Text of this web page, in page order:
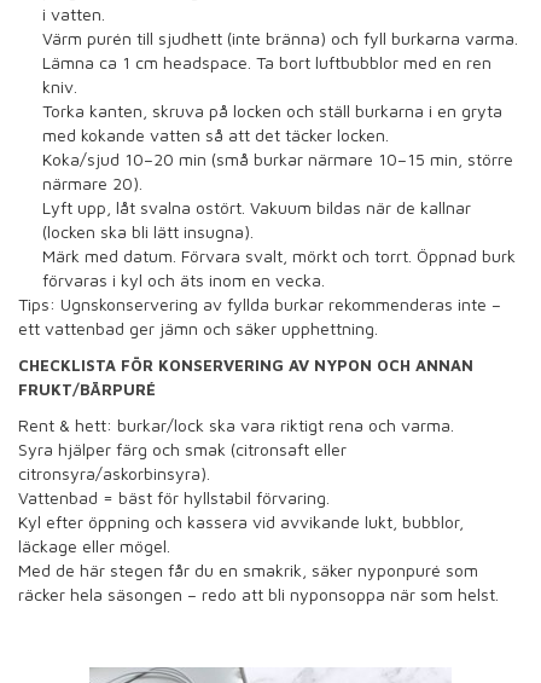
i vatten.
Värm purén till sjudhett (inte bränna) och fyll burkarna varma.
Lämna ca 1 cm headspace. Ta bort luftbubblor med en ren
kniv.
Torka kanten, skruva på locken och ställ burkarna i en gryta
med kokande vatten så att det täcker locken.
Koka/sjud 10–20 min (små burkar närmare 10–15 min, större
närmare 20).
Lyft upp, låt svalna ostört. Vakuum bildas när de kallnar
(locken ska bli lätt insugna).
Märk med datum. Förvara svalt, mörkt och torrt. Öppnad burk
förvaras i kyl och äts inom en vecka.
Tips: Ugnskonservering av fyllda burkar rekommenderas inte –
ett vattenbad ger jämn och säker upphettning.
CHECKLISTA FÖR KONSERVERING AV NYPON OCH ANNAN
FRUKT/BÄRPURÉ
Rent & hett: burkar/lock ska vara riktigt rena och varma.
Syra hjälper färg och smak (citronsaft eller
citronsyra/askorbinsyra).
Vattenbad = bäst för hyllstabil förvaring.
Kyl efter öppning och kassera vid avvikande lukt, bubblor,
läckage eller mögel.
Med de här stegen får du en smakrik, säker nyponpuré som
räcker hela säsongen – redo att bli nyponsoppa när som helst.